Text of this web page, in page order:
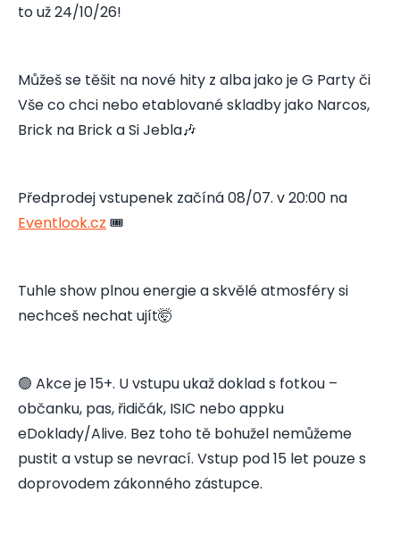
to už 24/10/26!
Můžeš se těšit na nové hity z alba jako je G Party či
Vše co chci nebo etablované skladby jako Narcos,
Brick na Brick a Si Jebla🎶
Předprodej vstupenek začíná 08/07. v 20:00 na
Eventlook.cz 🎟️
Tuhle show plnou energie a skvělé atmosféry si
nechceš nechat ujít🤯
🟢 Akce je 15+. U vstupu ukaž doklad s fotkou –
občanku, pas, řidičák, ISIC nebo appku
eDoklady/Alive. Bez toho tě bohužel nemůžeme
pustit a vstup se nevrací. Vstup pod 15 let pouze s
doprovodem zákonného zástupce.